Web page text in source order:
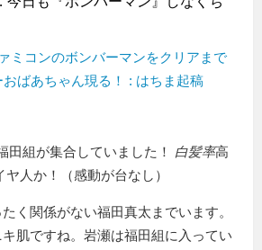
ミコンのボンバーマンをクリアまで
ばあちゃん現る！ : はちま起稿
田組が集合していました！ 白髪率高
人か！（感動が台なし）
く関係がない福田真太までいます。
肌ですね。岩瀬は福田組に入ってい